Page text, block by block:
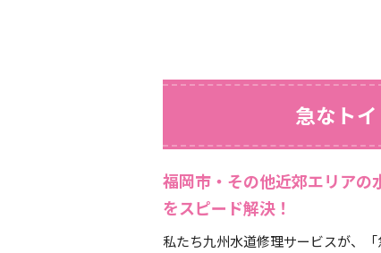
急なト
福岡市・その他近郊エリアの
をスピード解決！
私たち九州水道修理サービスが、